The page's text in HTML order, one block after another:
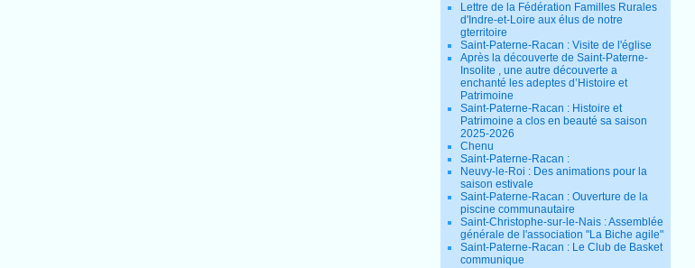
Lettre de la Fédération Familles Rurales
d'Indre-et-Loire aux élus de notre
gterritoire
Saint-Paterne-Racan : Visite de l'église
Après la découverte de Saint-Paterne-
Insolite , une autre découverte a
enchanté les adeptes d’Histoire et
Patrimoine
Saint-Paterne-Racan : Histoire et
Patrimoine a clos en beauté sa saison
2025-2026
Chenu
Saint-Paterne-Racan :
Neuvy-le-Roi : Des animations pour la
saison estivale
Saint-Paterne-Racan : Ouverture de la
piscine communautaire
Saint-Christophe-sur-le-Nais : Assemblée
générale de l'association "La Biche agile"
Saint-Paterne-Racan : Le Club de Basket
communique